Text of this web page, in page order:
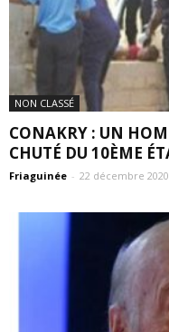
NON CLASSÉ
CONAKRY : UN
CHUTÉ DU 10ÈME
Friaguinée - 22 décembre 2020